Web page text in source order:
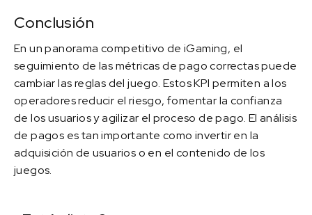
Conclusión
En un panorama competitivo de iGaming, el
seguimiento de las métricas de pago correctas puede
cambiar las reglas del juego. Estos KPI permiten a los
operadores reducir el riesgo, fomentar la confianza
de los usuarios y agilizar el proceso de pago. El análisis
de pagos es tan importante como invertir en la
adquisición de usuarios o en el contenido de los
juegos.